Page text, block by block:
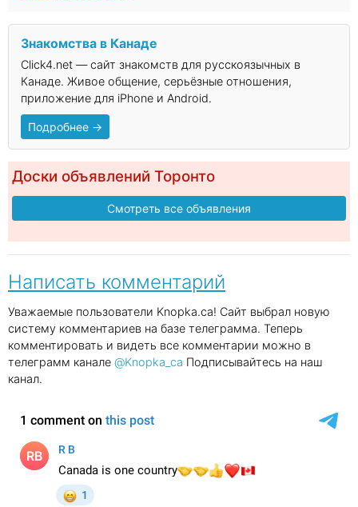
Знакомства в Канаде
Click4.net — сайт знакомств для русскоязычных в
Канаде. Живое общение, серьёзные отношения,
приложение для iPhone и Android.
Подробнее →
Доски объявлений Торонто
Смотреть все объявления
Написать комментарий
Уважаемые пользователи Knopka.ca! Сайт выбрал новую
систему комментариев на базе телеграмма. Теперь
комментировать и видеть все комментарии можно в
телеграмм канале @Knopka_ca Подписывайтесь на наш
канал.